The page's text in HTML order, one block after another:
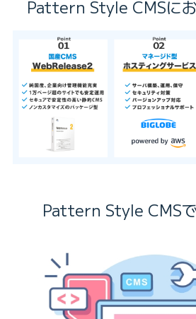
Pattern Style CMSに
Pattern Style CMS